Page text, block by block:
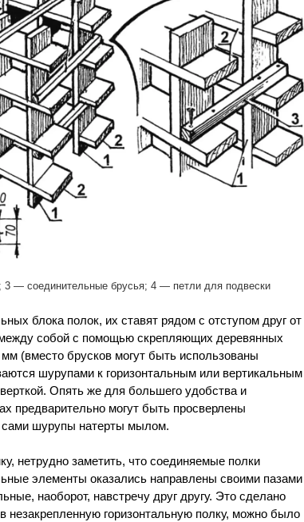
3 — соединительные брусья; 4 — петли для подвески
блока полок, их ставят рядом с отступом друг от
собой с помощью скрепляющих деревянных
(вместо брусков могут быть использованы
шурупами к горизонтальным или вертикальным
Опять же для большего удобства и
предварительно могут быть просверлены
сами шурупы натерты мылом.
нетрудно заметить, что соединяемые полки
элементы оказались направлены своими пазами
наоборот, навстречу друг другу. Это сделано
незакрепленную горизонтальную полку, можно было